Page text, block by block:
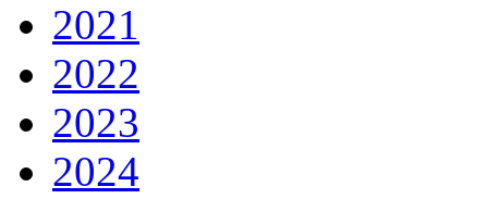
2021
2022
2023
2024